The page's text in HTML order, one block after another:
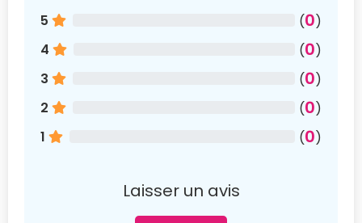
5 (0)
4
(0)
3
(0)
2
(0)
1
(0)
Laisser un avis